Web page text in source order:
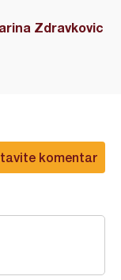
Zdravkovic
komentar